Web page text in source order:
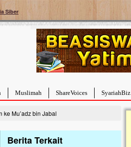
Siber
Muslimah ShareVoices SyariahBiz
Mu’adz bin Jabal
Berita Terkait